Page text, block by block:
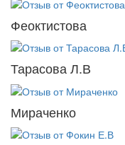
Феоктистова
Тарасова Л.В
Мираченко